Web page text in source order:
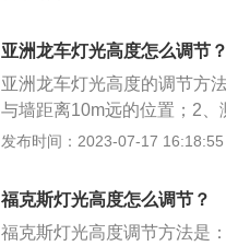
行灯会自动关闭或者变暗，
车灯不可取，一方面，日间
不开启日行灯，会影响对向
亚洲龙车灯光高度怎么调节？
亚洲龙车灯光高度的调节方
与墙距离10m远的位置；2
距离；3、在墙上比大灯低
即可。以2019款亚洲龙为例
mm、高1450mm，轴距为
发布时间：2023-07-17 16:18:55
福克斯灯光高度怎么调节？
福克斯灯光高度调节方法是